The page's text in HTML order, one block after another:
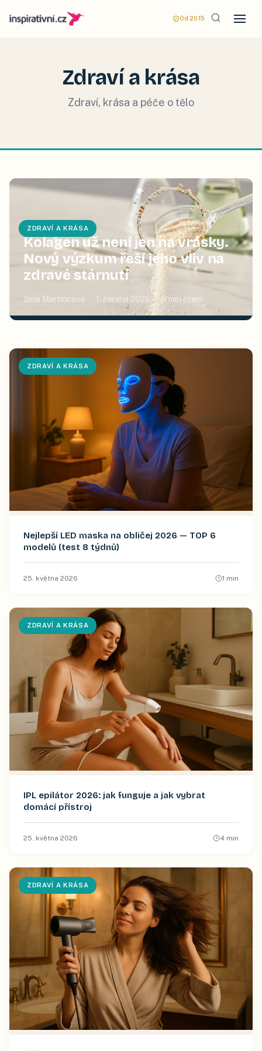
Od 2015
Zdraví a krása
Zdraví, krása a péče o tělo
ZDRAVÍ A KRÁSA
Kolagen už není jen na vrásky.
Nový výzkum řeší jeho vliv na
zdravé stárnutí
Jana Martincová 1. června 2026 9 min čtení
ZDRAVÍ A KRÁSA
Nejlepší LED maska na obličej 2026 — TOP 6
modelů (test 8 týdnů)
25. května 2026 1 min
ZDRAVÍ A KRÁSA
IPL epilátor 2026: jak funguje a jak vybrat
domácí přístroj
25. května 2026 4 min
ZDRAVÍ A KRÁSA